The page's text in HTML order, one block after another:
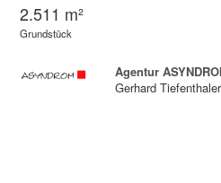
2.511 m²
Grundstück
Agentur
Gerhard Tiefenthaler